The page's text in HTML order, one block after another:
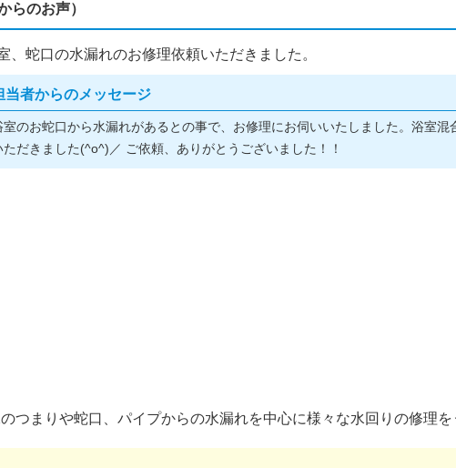
らのお声）
、蛇口の水漏れのお修理依頼いただきました。
当者からのメッセージ
室のお蛇口から水漏れがあるとの事で、お修理にお伺いいたしました。浴室
ただきました(^o^)／ ご依頼、ありがとうございました！！
つまりや蛇口、パイプからの水漏れを中心に様々な水回りの修理を